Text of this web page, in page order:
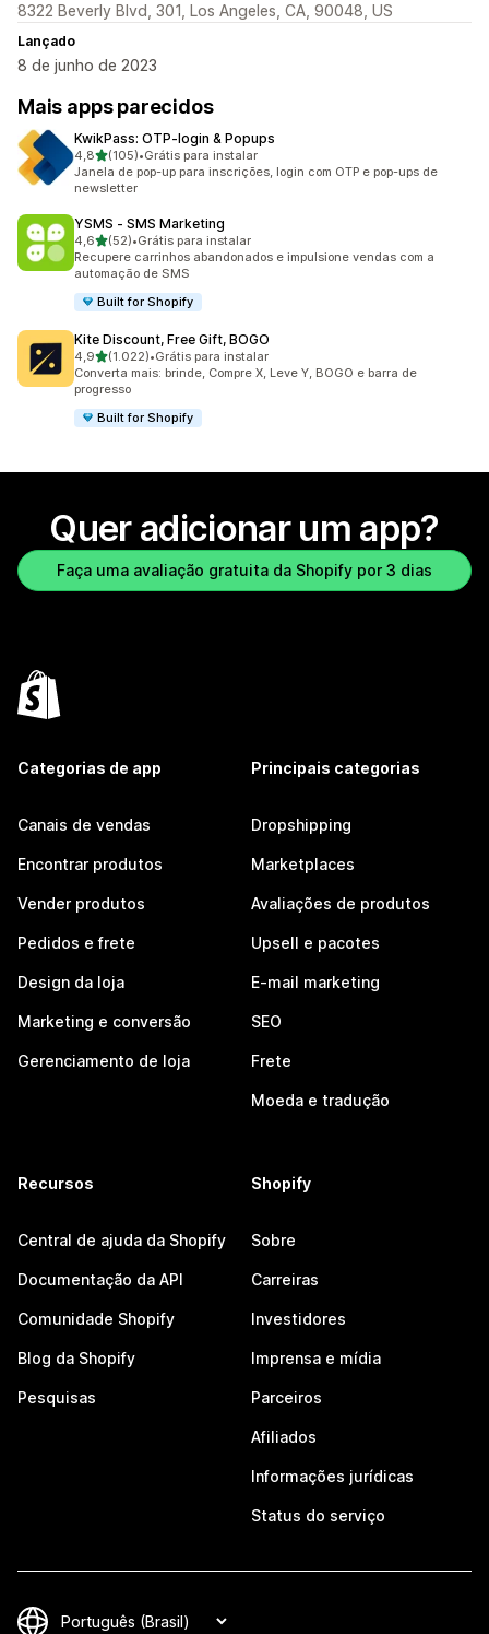
8322 Beverly Blvd, 301, Los Angeles, CA, 90048, US
Lançado
8 de junho de 2023
Mais apps parecidos
KwikPass: OTP‑login & Popups
4,8de 5 estrelas
(105)
105 avaliações ao todo
•Grátis para instalar
Janela de pop-up para inscrições, login com OTP e pop-ups de
newsletter
YSMS ‑ SMS Marketing
4,6de 5 estrelas
(52)
52 avaliações ao todo
•Grátis para instalar
Recupere carrinhos abandonados e impulsione vendas com a
automação de SMS
Built for Shopify
Kite Discount, Free Gift, BOGO
4,9de 5 estrelas
(1.022)
1022 avaliações ao todo
•Grátis para instalar
Converta mais: brinde, Compre X, Leve Y, BOGO e barra de
progresso
Built for Shopify
Quer adicionar um app?
Faça uma avaliação gratuita da Shopify por 3 dias
Categorias de app
Canais de vendas
Encontrar produtos
Vender produtos
Pedidos e frete
Design da loja
Marketing e conversão
Gerenciamento de loja
Principais categorias
Dropshipping
Marketplaces
Avaliações de produtos
Upsell e pacotes
E-mail marketing
SEO
Frete
Moeda e tradução
Recursos
Central de ajuda da Shopify
Documentação da API
Comunidade Shopify
Blog da Shopify
Pesquisas
Shopify
Sobre
Carreiras
Investidores
Imprensa e mídia
Parceiros
Afiliados
Informações jurídicas
Status do serviço